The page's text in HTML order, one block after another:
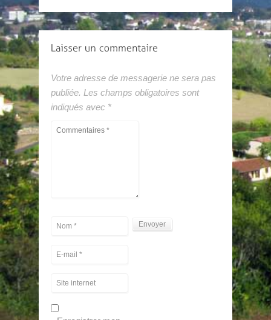
Votre adresse de messagerie ne sera pas
publiée. Les champs obligatoires sont
indiqués avec *